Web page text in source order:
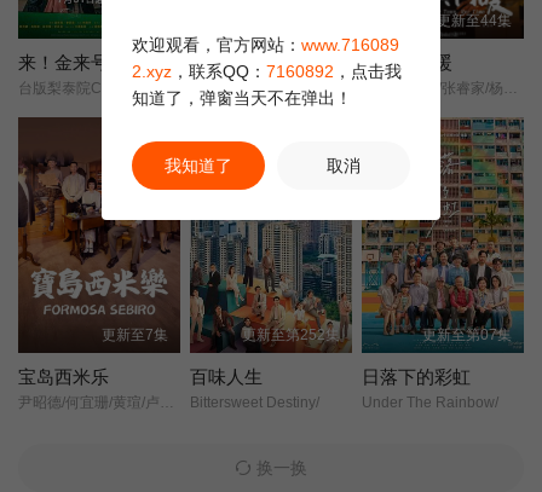
来！金来号
台版梨泰院Class/Fired Up/
爱·回家之开心速递
开心速递/爱·回家第四季/Come Home Love: Happy Courier/(Come Home Love: Lo and Behold/
更新至44集
阿松与阿暖
柯叔元/韩瑜/张睿家/杨子仪/
更新至7集
宝岛西米乐
更新至第252集
百味人生
Bittersweet Destiny/
更新至第07集
日落下的彩虹
Under The Rainbow/
换一换
欢迎观看，官方网站： www.716089
2.xyz ，联系QQ： 7160892 ，点击我
知道了，弹窗当天不在弹出！
我知道了 取消